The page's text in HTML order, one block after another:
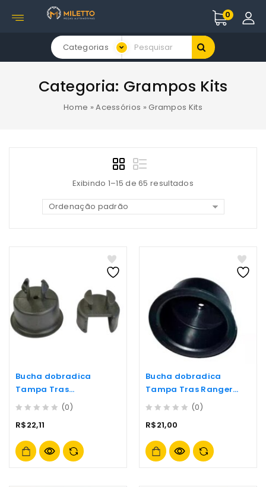
0
Categorias
Categoria: Grampos Kits
Home »Acessórios » Grampos Kits
Exibindo 1–15 de 65 resultados
Ordenação padrão
Bucha dobradica
Tampa Tras
F1000/courier Ld/le-
out
5
(0)
R$22,11
Bucha dobradica
Tampa Tras Ranger
Ld/le- (65/66)
out
5
(0)
R$21,00